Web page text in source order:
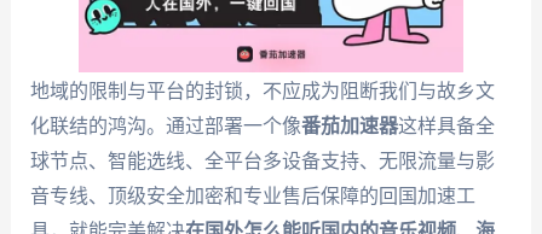
地域的限制与平台的封锁，不应成为阻断我们与故乡文
化联结的鸿沟。通过部署一个像番茄加速器这样具备全
球节点、智能选线、全平台多设备支持、无限流量与影
音专线、顶级安全加密和专业售后保障的回国加速工